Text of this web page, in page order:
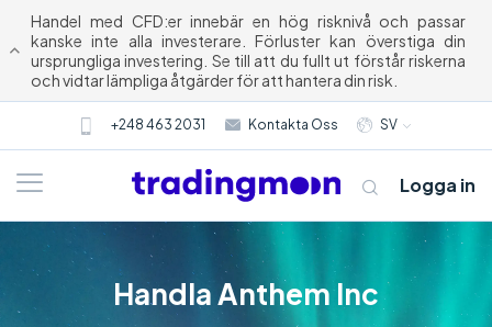
Handel med CFD:er innebär en hög risknivå och passar
kanske inte alla investerare. Förluster kan överstiga din
ursprungliga investering. Se till att du fullt ut förstår riskerna
och vidtar lämpliga åtgärder för att hantera din risk.
+248 463 2031 Kontakta Oss SV
Logga in
Handla Anthem Inc